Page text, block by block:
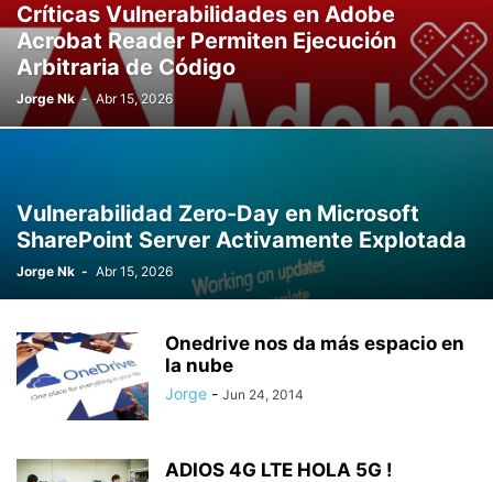
Críticas Vulnerabilidades en Adobe
Acrobat Reader Permiten Ejecución
Arbitraria de Código
Jorge Nk - Abr 15, 2026
Vulnerabilidad Zero-Day en Microsoft
SharePoint Server Activamente Explotada
Jorge Nk - Abr 15, 2026
Onedrive nos da más espacio en
la nube
Jorge - Jun 24, 2014
ADIOS 4G LTE HOLA 5G !